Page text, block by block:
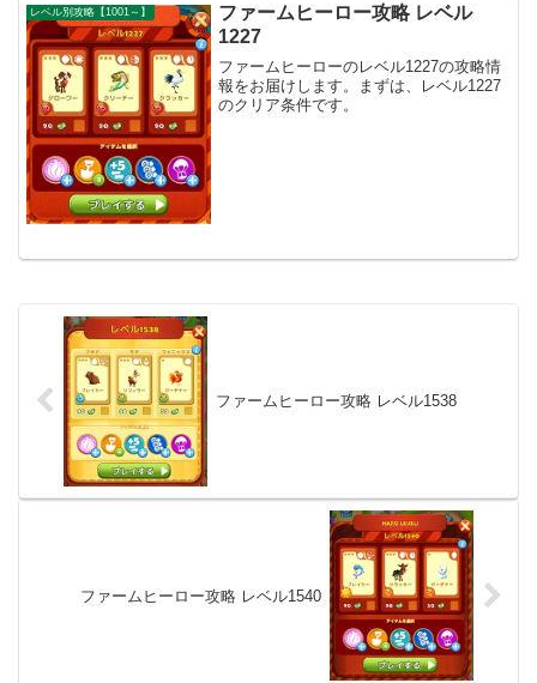
レベル別攻略【1001～】
ファームヒーロー攻略 レベル
1227
ファームヒーローのレベル1227の攻略情
報をお届けします。まずは、レベル1227
のクリア条件です。
ファームヒーロー攻略 レベル1538
ファームヒーロー攻略 レベル1540